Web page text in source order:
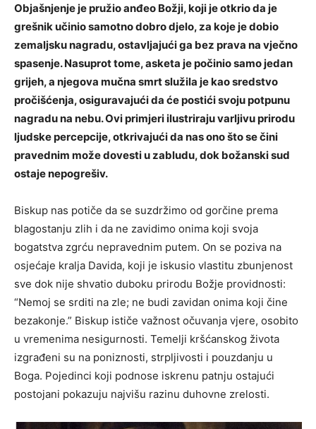
Objašnjenje je pružio anđeo Božji, koji je otkrio da je
grešnik učinio samotno dobro djelo, za koje je dobio
zemaljsku nagradu, ostavljajući ga bez prava na vječno
spasenje. Nasuprot tome, asketa je počinio samo jedan
grijeh, a njegova mučna smrt služila je kao sredstvo
pročišćenja, osiguravajući da će postići svoju potpunu
nagradu na nebu. Ovi primjeri ilustriraju varljivu prirodu
ljudske percepcije, otkrivajući da nas ono što se čini
pravednim može dovesti u zabludu, dok božanski sud
ostaje nepogrešiv.
Biskup nas potiče da se suzdržimo od gorčine prema
blagostanju zlih i da ne zavidimo onima koji svoja
bogatstva zgrću nepravednim putem. On se poziva na
osjećaje kralja Davida, koji je iskusio vlastitu zbunjenost
sve dok nije shvatio duboku prirodu Božje providnosti:
“Nemoj se srditi na zle; ne budi zavidan onima koji čine
bezakonje.” Biskup ističe važnost očuvanja vjere, osobito
u vremenima nesigurnosti. Temelji kršćanskog života
izgrađeni su na poniznosti, strpljivosti i pouzdanju u
Boga. Pojedinci koji podnose iskrenu patnju ostajući
postojani pokazuju najvišu razinu duhovne zrelosti.